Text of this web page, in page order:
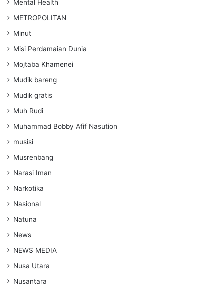
Mental Health
METROPOLITAN
Minut
Misi Perdamaian Dunia
Mojtaba Khamenei
Mudik bareng
Mudik gratis
Muh Rudi
Muhammad Bobby Afif Nasution
musisi
Musrenbang
Narasi Iman
Narkotika
Nasional
Natuna
News
NEWS MEDIA
Nusa Utara
Nusantara